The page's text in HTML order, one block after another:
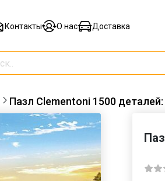
Контакты О нас Доставка
Пазл Clementoni 1500